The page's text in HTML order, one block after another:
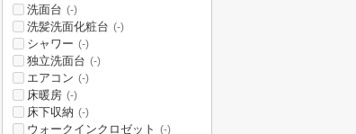
洗面台 (-)
洗髪洗面化粧台 (-)
シャワー (-)
独立洗面台 (-)
エアコン (-)
床暖房 (-)
床下収納 (-)
ウォークインクロゼット (-)